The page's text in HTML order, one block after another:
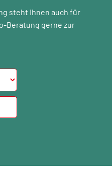
steht Ihnen auch für
Beratung gerne zur